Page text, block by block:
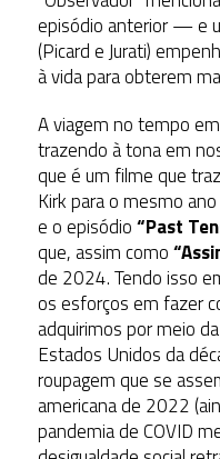
episódio anterior — e
(Picard e Jurati)
à vida para obterem
A viagem no tempo
trazendo à tona em
que é um filme que
Kirk para o mesmo
e o episódio“Past
que, assim como
de 2024. Tendo isso
os esforços em fazer
adquirimos por meio
Estados Unidos da
roupagem que se
americana de 2022
pandemia de COVID